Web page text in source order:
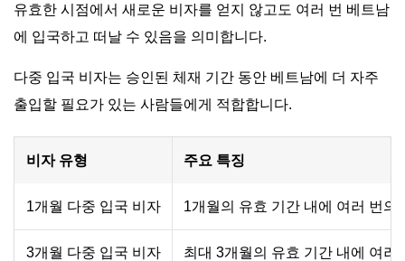
유효한 시점에서 새로운 비자를 얻지 않고도 여러 번 베트남
에 입국하고 떠날 수 있음을 의미합니다.
다중 입국 비자는 승인된 체재 기간 동안 베트남에 더 자주
출입할 필요가 있는 사람들에게 적합합니다.
비자 유형 주요 특징
1개월 다중 입국 비자 1개월의 유효 기간 내에 여러 번의
3개월 다중 입국 비자 최대 3개월의 유효 기간 내에 여러